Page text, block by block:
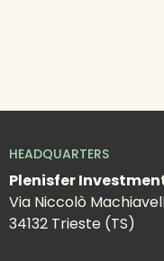
HEADQUARTERS
Plenisfer
Via Niccolò
34132 Trieste (TS)